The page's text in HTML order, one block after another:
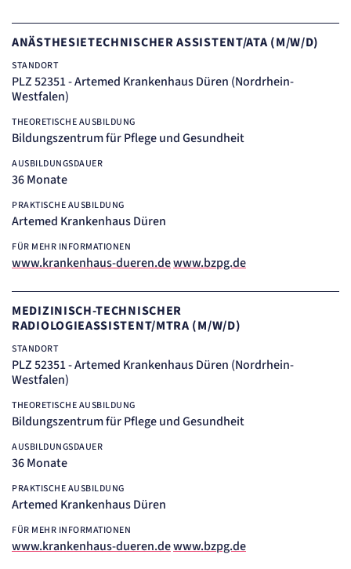
ANÄSTHESIETECHNISCHER ASSISTENT/ATA (M/W/D)
STANDORT
PLZ 52351 - Artemed Krankenhaus Düren (Nordrhein-
Westfalen)
THEORETISCHE AUSBILDUNG
Bildungszentrum für Pflege und Gesundheit
AUSBILDUNGSDAUER
36 Monate
PRAKTISCHE AUSBILDUNG
Artemed Krankenhaus Düren
FÜR MEHR INFORMATIONEN
www.krankenhaus-dueren.dewww.bzpg.de
MEDIZINISCH-TECHNISCHER
RADIOLOGIEASSISTENT/MTRA (M/W/D)
STANDORT
PLZ 52351 - Artemed Krankenhaus Düren (Nordrhein-
Westfalen)
THEORETISCHE AUSBILDUNG
Bildungszentrum für Pflege und Gesundheit
AUSBILDUNGSDAUER
36 Monate
PRAKTISCHE AUSBILDUNG
Artemed Krankenhaus Düren
FÜR MEHR INFORMATIONEN
www.krankenhaus-dueren.dewww.bzpg.de